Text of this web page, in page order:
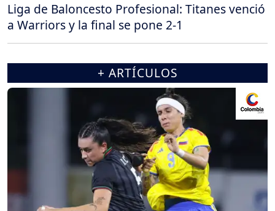
Liga de Baloncesto Profesional: Titanes venció
a Warriors y la final se pone 2-1
+ ARTÍCULOS